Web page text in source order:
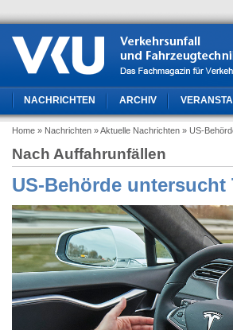
NACHRICHTEN ARCHIV
Home » Nachrichten » Aktuelle Nachrichten » US-
Nach Auffahrunfällen
US-Behörde